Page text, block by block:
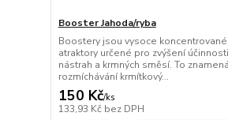
Booster Jahoda/ryba
Boostery jsou vysoce
atraktory určené pro zvýšení
nástrah a krmných směsí. To znamená
rozmíchávání krmítkový...
150 Kč/ks
133,93 Kč bez DPH